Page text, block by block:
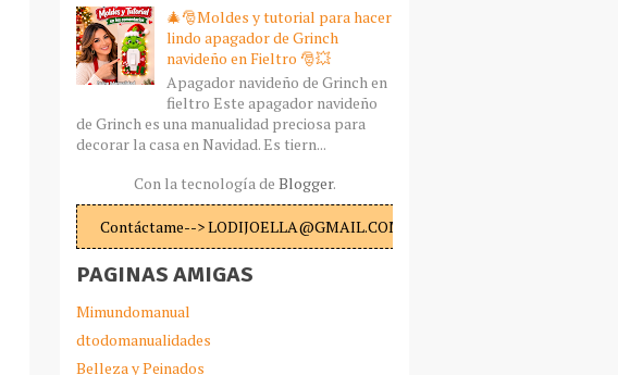
🎄🎅Moldes y tutorial para hacer
lindo apagador de Grinch
navideño en Fieltro 🎅💥
Apagador navideño de Grinch en
fieltro Este apagador navideño
de Grinch es una manualidad preciosa para
decorar la casa en Navidad. Es tiern...
Con la tecnología de Blogger.
Contáctame--> LODIJOELLA@GMAIL.COM
PAGINAS AMIGAS
Mimundomanual
dtodomanualidades
Belleza y Peinados